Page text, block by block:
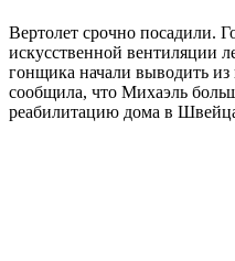
Вертолет срочно посадили.
искусственной вентиляции
гонщика начали выводить
сообщила, что Михаэль
реабилитацию дома в